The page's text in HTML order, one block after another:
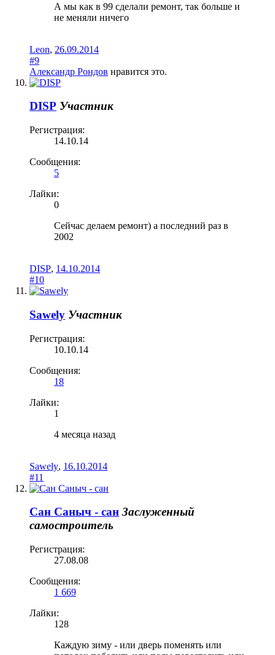
А мы как в 99 сделали ремонт, так больше и
не меняли ничего
Leon, 26.09.2014
#9
Александр Рондов нравится это.
DISP Участник
Регистрация:
14.10.14
Сообщения:
5
Лайки:
0
Сейчас делаем ремонт) а последний раз в
2002
DISP, 14.10.2014
#10
Sawely Участник
Регистрация:
10.10.14
Сообщения:
18
Лайки:
1
4 месяца назад
Sawely, 16.10.2014
#11
Сан Саныч - сан Заслуженный
самостроитель
Регистрация:
27.08.08
Сообщения:
1 669
Лайки:
128
Каждую зиму - или дверь поменять или